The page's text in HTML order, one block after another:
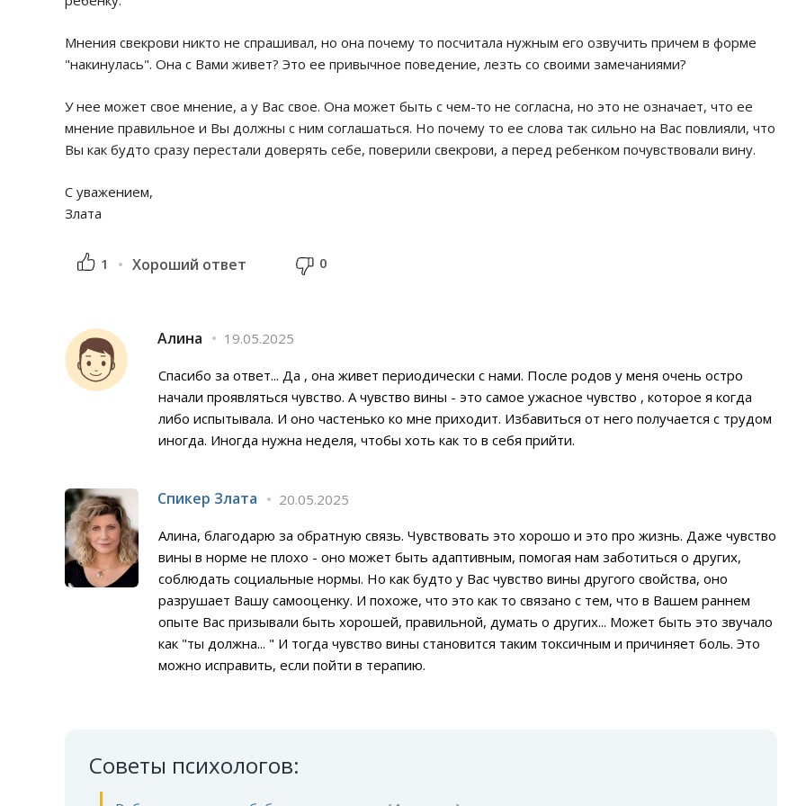
Мнения свекрови никто не спрашивал, но она почему то посчитала нужным его озвучить причем в форме
"накинулась". Она с Вами живет? Это ее привычное поведение, лезть со своими замечаниями?
У нее может свое мнение, а у Вас свое. Она может быть с чем-то не согласна, но это не означает, что ее
мнение правильное и Вы должны с ним соглашаться. Но почему то ее слова так сильно на Вас повлияли, что
Вы как будто сразу перестали доверять себе, поверили свекрови, а перед ребенком почувствовали вину.
С уважением,
Злата
1 Хороший ответ 0
Алина 19.05.2025
Спасибо за ответ... Да , она живет периодически с нами. После родов у меня очень остро
начали проявляться чувство. А чувство вины - это самое ужасное чувство , которое я когда
либо испытывала. И оно частенько ко мне приходит. Избавиться от него получается с трудом
иногда. Иногда нужна неделя, чтобы хоть как то в себя прийти.
Спикер Злата 20.05.2025
Алина, благодарю за обратную связь. Чувствовать это хорошо и это про жизнь. Даже чувство
вины в норме не плохо - оно может быть адаптивным, помогая нам заботиться о других,
соблюдать социальные нормы. Но как будто у Вас чувство вины другого свойства, оно
разрушает Вашу самооценку. И похоже, что это как то связано с тем, что в Вашем раннем
опыте Вас призывали быть хорошей, правильной, думать о других... Может быть это звучало
как "ты должна... " И тогда чувство вины становится таким токсичным и причиняет боль. Это
можно исправить, если пойти в терапию.
Советы психологов: